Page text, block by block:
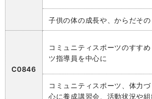
子供の体の成長や、からだそ
C0846
コミュニティスポーツのすす
ツ指導員を中心に
コミュニティスポーツ、体力
心に養成講習会、活動状況や